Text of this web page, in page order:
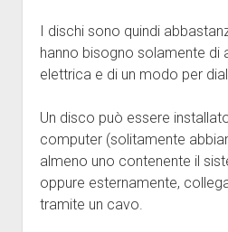
I dischi sono quindi
hanno bisogno solamente di
elettrica e di un modo per
Un disco può essere
computer (solitamente
almeno uno contenente il
oppure esternamente,
tramite un cavo.